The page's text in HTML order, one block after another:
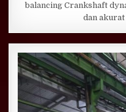
balancing Crankshaft
dan